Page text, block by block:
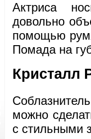
Актриса
довольно
помощью
Помада на
Кристалл
можно
с стильными